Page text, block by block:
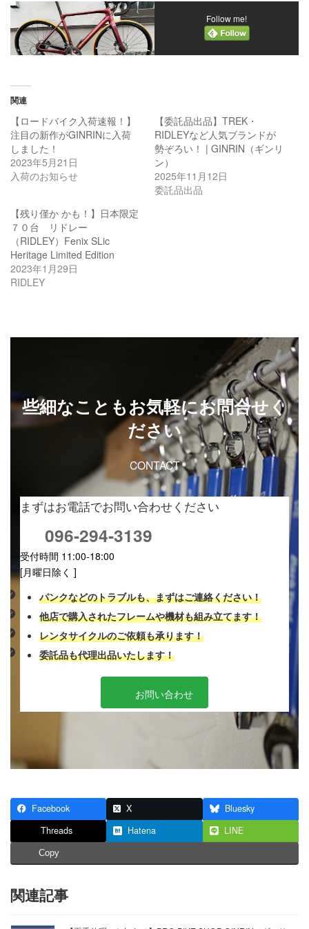
Follow me!
関連
【ロードバイク入荷速報！】
注目の新作がGINRINに入荷
しました！
2023年5月21日
入荷のお知らせ
【委託品出品】TREK・
RIDLEYなど人気ブランドが
勢ぞろい！ | GINRIN（ギンリ
ン）
2025年11月12日
委託品出品
【残り僅か かも！】日本限定
７０台 リドレー
（RIDLEY）Fenix SLic
Heritage Limited Edition
2023年1月29日
RIDLEY
些細なこともお気軽にお問合せく
ださい
CONTACT
まずはお電話でお問い合わせください
096-294-3139
受付時間 11:00-18:00
[月曜日除く ]
パンクなどのトラブルも、まずはご連絡ください！
他店で購入されたフレームや機材も組み立てます！
レンタサイクルのご依頼も承ります！
委託品も代理出品いたします！
お問い合わせ
Facebook X
Bluesky
Threads
Hatena LINE
Copy
関連記事